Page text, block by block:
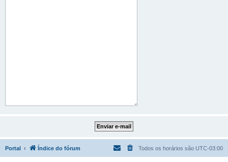
Portal Índice do fórum Todos os horários são UTC-03:00